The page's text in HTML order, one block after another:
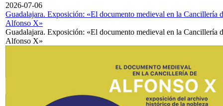
2026-07-06
Guadalajara. Exposición: «El documento medieval en la Cancillería
Alfonso X»
Guadalajara. Exposición: «El documento medieval en la Cancillería
Alfonso X»